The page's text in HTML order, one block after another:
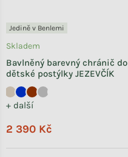
Jedině v Benlemi
Bavlněný barevný chránič do
dětské postýlky JEZEVČÍK
+ další
Skladem
2 390 Kč